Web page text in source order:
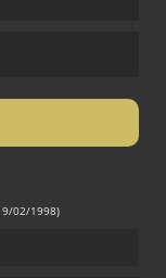
02/1998)